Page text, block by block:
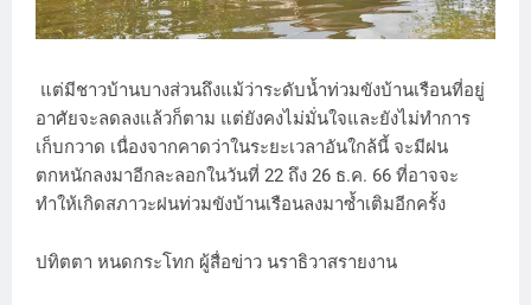
แต่มีชาวบ้านบางส่วนถึงแม้ว่าระดับน้ำท่วมขังบ้านเรือนที่อยู่
อาศัยจะลดลงแล้วก็ตาม แต่ยังคงไม่มั่นใจและยังไม่ทำการ
เก็บกวาด เนื่องจากคาดว่าในระยะเวลาอันใกล้นี้ จะมีฝน
ตกหนักลงมาอีกละลอกในวันที่ 22 ถึง 26 ธ.ค. 66 ที่อาจจะ
ทำให้เกิดสภาวะฝนท่วมขังบ้านเรือนลงมาซ้ำเติมอีกครั้ง
ปทิตตา หนดกระโทก ผู้สื่อข่าว นราธิวาสรายงาน